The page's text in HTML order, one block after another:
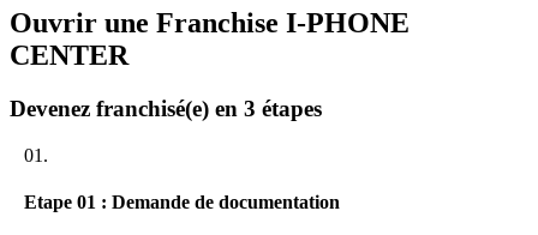
information sur les nouveaux produits
Ouvrir une Franchise I-PHONE
CENTER
Devenez franchisé(e) en 3 étapes
01.
Etape 01 : Demande de documentation